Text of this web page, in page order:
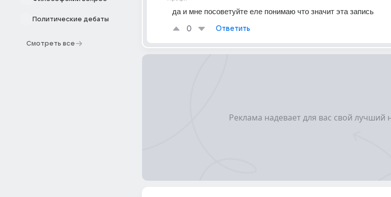
Политические дебаты
Смотреть все
да и мне посоветуйте еле понимаю что значит эта запись
0 Ответить